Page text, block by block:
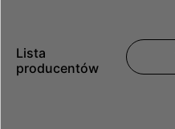
Lista
producentów